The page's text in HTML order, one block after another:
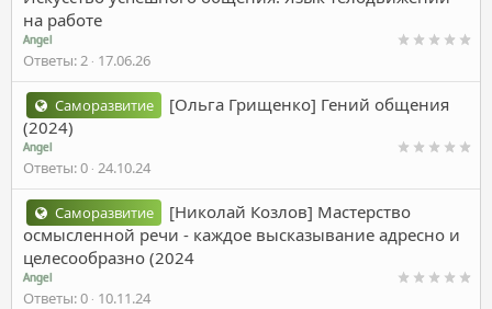
на работе
Angel
Ответы 2 17.06.26
Саморазвитие
[Ольга Грищенко] Гений общения
(2024)
Angel
Ответы 0 24.10.24
Саморазвитие
[Николай Козлов] Мастерство
осмысленной речи - каждое высказывание адресно и
целесообразно (2024
Angel
Ответы 0 10.11.24